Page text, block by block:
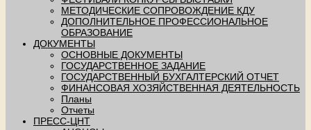
МЕТОДИЧЕСКИЕ СОПРОВОЖДЕНИЕ КДУ
ДОПОЛНИТЕЛЬНОЕ ПРОФЕССИОНАЛЬНОЕ
ОБРАЗОВАНИЕ
ДОКУМЕНТЫ
ОСНОВНЫЕ ДОКУМЕНТЫ
ГОСУДАРСТВЕННОЕ ЗАДАНИЕ
ГОСУДАРСТВЕННЫЙ БУХГАЛТЕРСКИЙ ОТЧЕТ
ФИНАНСОВАЯ ХОЗЯЙСТВЕННАЯ ДЕЯТЕЛЬНОСТЬ
Планы
Отчеты
ПРЕСС-ЦНТ